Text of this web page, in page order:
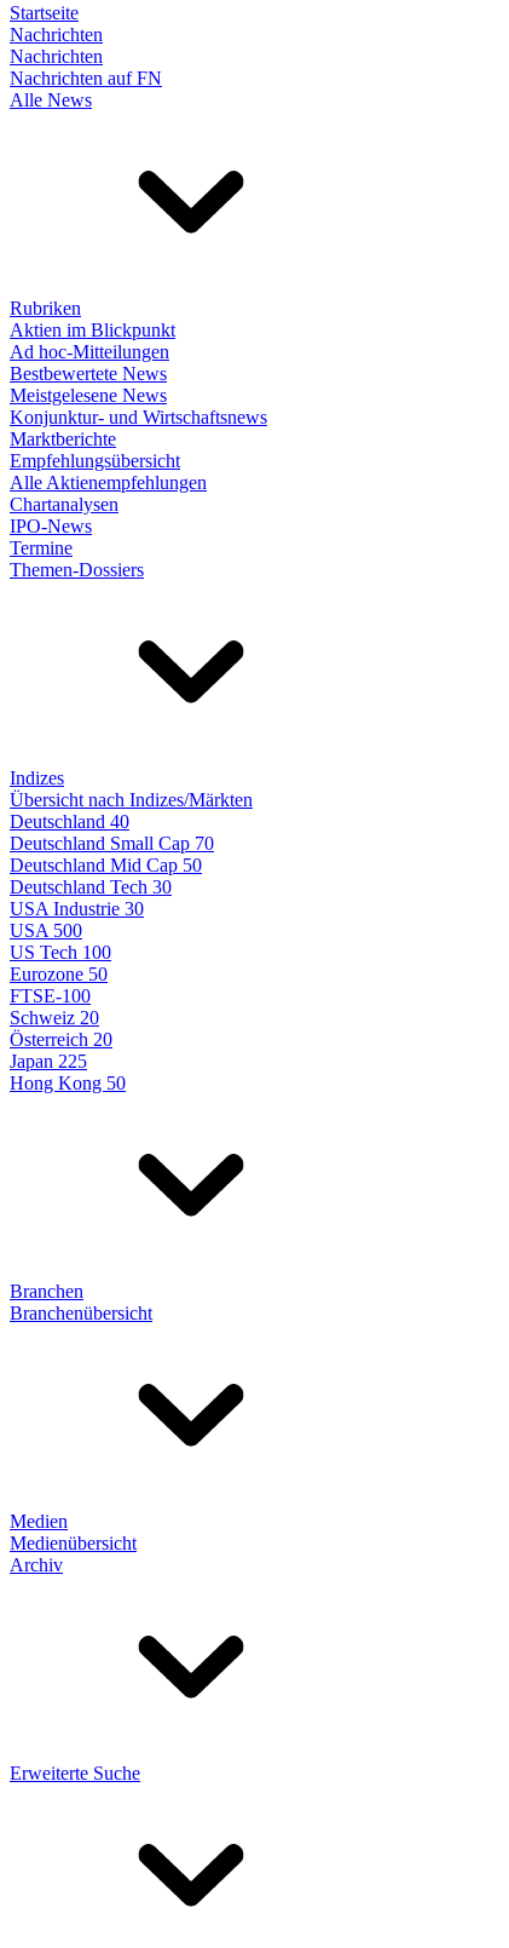
Startseite
Nachrichten
Nachrichten
Nachrichten auf FN
Alle News
Rubriken
Aktien im Blickpunkt
Ad hoc-Mitteilungen
Bestbewertete News
Meistgelesene News
Konjunktur- und Wirtschaftsnews
Marktberichte
Empfehlungsübersicht
Alle Aktienempfehlungen
Chartanalysen
IPO-News
Termine
Themen-Dossiers
Indizes
Übersicht nach Indizes/Märkten
Deutschland 40
Deutschland Small Cap 70
Deutschland Mid Cap 50
Deutschland Tech 30
USA Industrie 30
USA 500
US Tech 100
Eurozone 50
FTSE-100
Schweiz 20
Österreich 20
Japan 225
Hong Kong 50
Branchen
Branchenübersicht
Medien
Medienübersicht
Archiv
Erweiterte Suche